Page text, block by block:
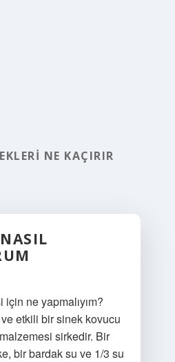
NE KAÇIRIR
ne yapmalıyım?
ve etkili bir sinek kovucu
sirkedir. Bir
bir bardak su ve 1/3 su